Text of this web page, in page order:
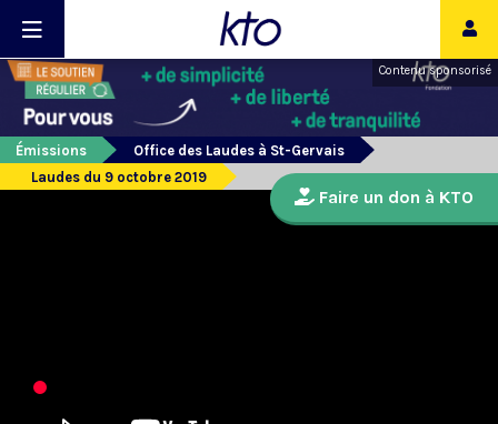
Contenu sponsorisé
Émissions
Office des Laudes à St-Gervais
Laudes du 9 octobre 2019
Faire un don à KTO